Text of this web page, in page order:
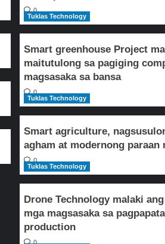
0
Tuklas Technology
Smart greenhouse Project
maitutulong sa pagiging
magsasaka sa bansa
0
Tuklas Technology
Smart agriculture,
agham at modernong paraan
0
Tuklas Technology
Drone Technology malaki
mga magsasaka sa
production
0